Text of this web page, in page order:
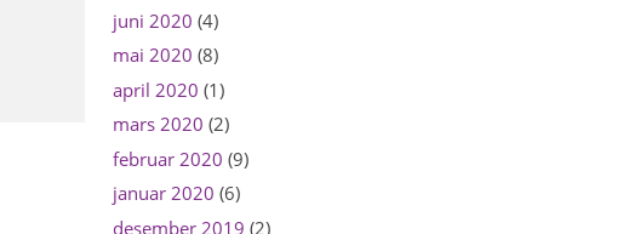
juni 2020 (4)
mai 2020 (8)
april 2020 (1)
mars 2020 (2)
februar 2020 (9)
januar 2020 (6)
desember 2019 (2)